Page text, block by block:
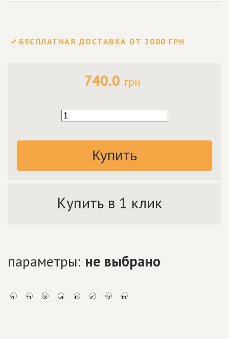
БЕСПЛАТНАЯ ДОСТАВКА ОТ 2000 ГРН
740.0 грн
Купить
Купить в 1 клик
параметры: не выбрано
1 2 3 4 5 6 7 8